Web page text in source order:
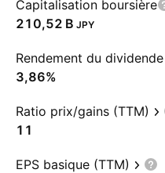
Capitalisation boursière
‪210,52 B‬ JPY
Rendement du
3,86%
Ratio prix/gains (TTM)
11
EPS basique (TTM)